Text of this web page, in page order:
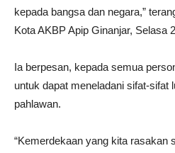
kepada bangsa dan negara,”
Kota AKBP Apip Ginanjar, Selasa
Ia berpesan, kepada semua
untuk dapat meneladani sifat-sifat
pahlawan.
“Kemerdekaan yang kita rasakan